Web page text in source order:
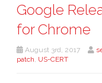
Google
for Chrome
August 3rd, 2017
patch, US-CERT